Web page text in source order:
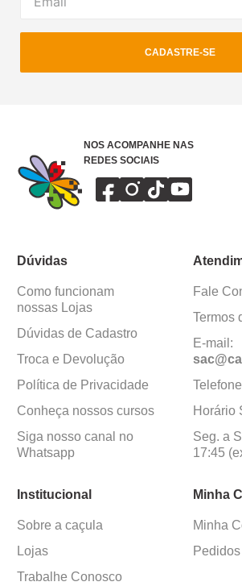
CADASTRE-SE
NOS ACOMPANHE NAS
REDES SOCIAIS
Dúvidas
Como funcionam
nossas Lojas
Dúvidas de Cadastro
Troca e Devolução
Política de Privacidade
Conheça nossos cursos
Siga nosso canal no
Whatsapp
Fale
Termos
E-mail:
Horário
Seg. a
17:45
Institucional
Sobre a caçula
Lojas
Trabalhe Conosco
Minha
Minha
Pedidos